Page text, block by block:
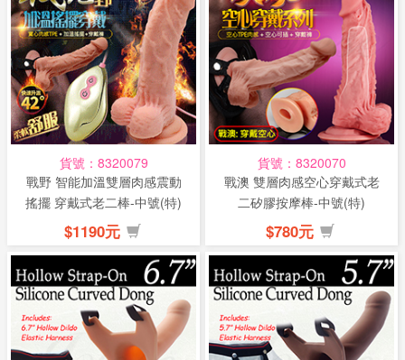
貨號：8320079
戰野 智能加溫雙層肉感震動
搖擺 穿戴式老二棒-中號(特)
$1190元
貨號：8320070
戰澳 雙層肉感空心穿戴式老
二矽膠按摩棒-中號(特)
$780元